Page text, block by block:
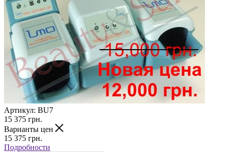
Артикул: BU7
15 375 грн.
Варианты цен
15 375 грн.
Подробности